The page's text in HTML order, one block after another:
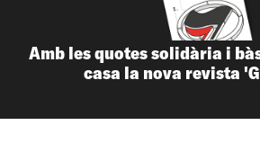
Amb les quotes solidària i
casa la nova revista